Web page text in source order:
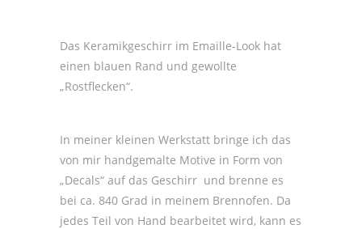
Das Keramikgeschirr im Emaille-Look hat
einen blauen Rand und gewollte
„Rostflecken“.
In meiner kleinen Werkstatt bringe ich das
von mir handgemalte Motive in Form von
„Decals“ auf das Geschirr und brenne es
bei ca. 840 Grad in meinem Brennofen. Da
jedes Teil von Hand bearbeitet wird, kann es